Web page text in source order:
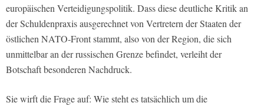
europäischen Verteidigungspolitik. Dass diese deutliche Kritik an
der Schuldenpraxis ausgerechnet von Vertretern der Staaten der
östlichen NATO‑Front stammt, also von der Region, die sich
unmittelbar an der russischen Grenze befindet, verleiht der
Botschaft besonderen Nachdruck.
Sie wirft die Frage auf: Wie steht es tatsächlich um die